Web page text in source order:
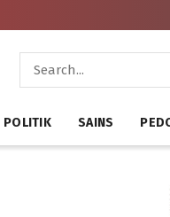
POLITIK SAINS